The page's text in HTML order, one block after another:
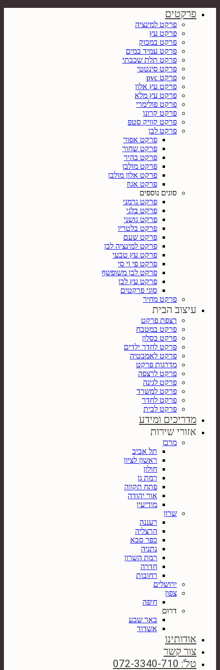
פרקטים
פרקט למינציה
פרקט עץ
פרקט במבוק
פרקט עמיד במים
פרקט תלת שכבתי
פרקט סינטטי
פרקט pvc
פרקט עץ אלון
פרקט עץ מלא
פרקט פולימרי
פרקט קרונו
פרקט קוויק סטפ
פרקט לבן
פרקט אפור
פרקט שחור
פרקט בהיר
פרקט מולבן
פרקט אלון מולבן
פרקט אגוז
סוגים נוספים
פרקט גרמני
פרקט בלגי
פרקט גושני
פרקט בלטריו
פרקט שעם
פרקט למינציה לבן
פרקט עץ טבעי
פרקט פי וי סי
פרקט לבן משופשף
פרקט עץ לבן
סוגי פרקטים
פרקט מחיר
עיצוב הבית
רצפת פרקט
פרקט במטבח
פרקט בסלון
פרקט לחדר ילדים
פרקט לאמבטיה
מדרגות פרקט
פרקט לרצפה
פרקט לגינה
פרקט למשרד
פרקט לחדר
פרקט לבית
מדריכים ומידע
אזורי שירות
מרכז
תל אביב
ראשון לציון
חולון
רמת גן
פתח תקווה
אור יהודה
מודיעין
שרון
רעננה
הרצליה
כפר סבא
נתניה
רמת השרון
חדרה
רחובות
ירושלים
צפון
חיפה
דרום
באר שבע
אשדוד
אודותינו
צור קשר
טל': 072-3340-710